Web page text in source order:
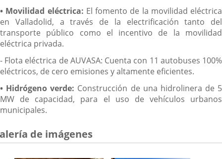
• Movilidad eléctrica: El fomento de la movilidad eléctrica
en Valladolid, a través de la electrificación tanto del
transporte público como el incentivo de la movilidad
eléctrica privada.
- Flota eléctrica de AUVASA: Cuenta con 11 autobuses 100%
eléctricos, de cero emisiones y altamente eficientes.
• Hidrógeno verde: Construcción de una hidrolinera de 5
MW de capacidad, para el uso de vehículos urbanos
municipales.
de imágenes